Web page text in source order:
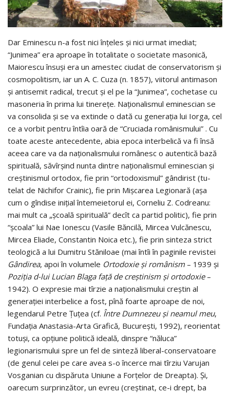
Dar Eminescu n-a fost nici înţeles şi nici ur­mat imediat;
“Junimea” era aproape în totalitate o socie­tate ma­so­nică,
Maiorescu însuşi era un amestec ciudat de conser­vatorism şi
cosmopolitism, iar un A. C. Cuza (n. 1857), vi­ito­rul anti­ma­son
şi antisemit radical, trecut şi el pe la “Ju­ni­mea”, coche­tase cu
masoneria în prima lui ti­ne­reţe. Naţio­nalismul emi­nescian se
va consolida şi se va extinde o dată cu gene­raţia lui Iorga, cel
ce a vorbit pen­tru întîia oară de “Cruciada românismului” . Cu
toate aceste antecedente, abia epoca in­ter­­belică va fi însă
aceea care va da naţionalismului ro­mâ­nesc o autentică bază
spi­ri­tuală, să­vîr­şind nunta dintre naţionalismul eminescian şi
creştinis­mul ortodox, fie prin “ortodoxismul” gândirist (tu­
telat de Ni­­chifor Crainic), fie prin Mişcarea Legionară (aşa
cum o gîndise iniţial înte­meietorul ei, Corneliu Z. Co­dreanu:
mai mult ca „şcoală spirituală” decît ca partid politic), fie prin
“şcoala” lui Nae Ionescu (Vasile Băncilă, Mircea Vul­cănescu,
Mircea Eliade, Constantin Noica etc.), fie prin sin­­teza strict
teologică a lui Dumitru Stăniloae (mai întîi în pa­ginile revistei
Gândirea, apoi în volumele Ortodoxie şi ro­mânism – 1939 şi
Poziţia d-lui Lucian Blaga faţă de creşti­nism şi ortodoxie–
1942). O expresie mai tîrzie a naţionalismului creştin al
generaţiei inter­belice a fost, pî­nă foarte aproape de noi,
legendarul Petre Ţuţea (cf. Între Dumnezeu şi neamul meu,
Fundaţia Anastasia-Arta Grafi­că, Bucureşti, 1992), reorientat
totuşi, ca opţiune politică ideală, dinspre “nă­luca”
legionarismului spre un fel de sin­teză liberal-conservatoare
(de genul celei pe care avea s-o încerce mai tîrziu Varujan
Vosganian cu dispăruta U­ni­u­ne a Forţelor de Dreapta). Şi,
oarecum surprinzător, un evreu (creştinat, ce-i drept, ba